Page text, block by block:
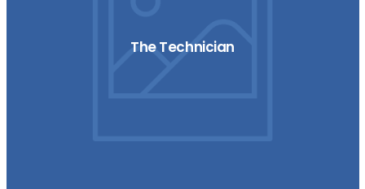
The Technician